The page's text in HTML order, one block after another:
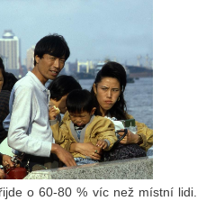
o 60-80 % víc než místní lidi.